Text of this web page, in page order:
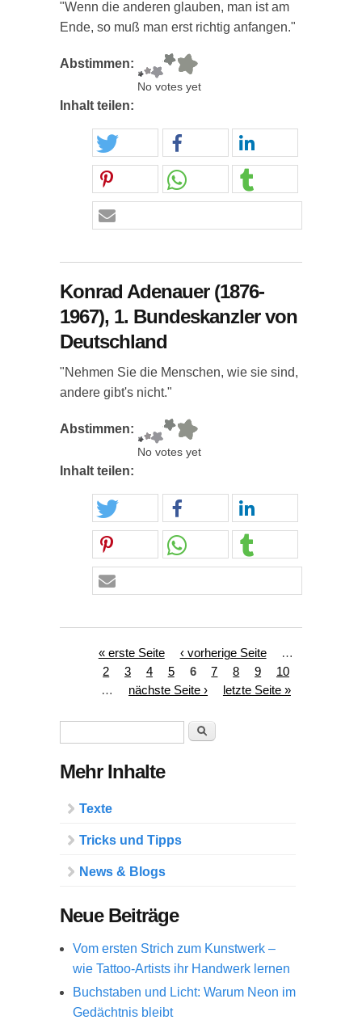
"Wenn die anderen glauben, man ist am
Ende, so muß man erst richtig anfangen."
Abstimmen:
No votes yet
Inhalt teilen:
Konrad Adenauer (1876-
1967), 1. Bundeskanzler von
Deutschland
"Nehmen Sie die Menschen, wie sie sind,
andere gibt's nicht."
Abstimmen:
No votes yet
Inhalt teilen:
Seiten« erste Seite ‹ vorherige Seite
…
2
3 4 5 6 7 8 9
10
…
nächste Seite › letzte Seite »
Suche
Mehr Inhalte
Texte
Tricks und Tipps
News & Blogs
Neue Beiträge
Vom ersten Strich zum Kunstwerk –
wie Tattoo-Artists ihr Handwerk lernen
Buchstaben und Licht: Warum Neon im
Gedächtnis bleibt